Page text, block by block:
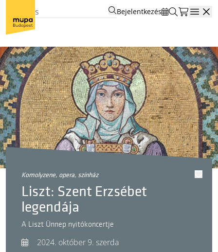
Bejelentkezés
komolyzene, opera, színház
Liszt: Szent Erzsébet
legendája
A Liszt Ünnep nyitókoncertje
2024. október 9. szerda